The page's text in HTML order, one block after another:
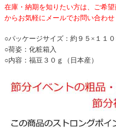
在庫・納期を知りたい方は、ご希
からお気軽にメールでお問い合わせ
○パッケージサイズ：約９５×１１
○荷姿：化粧箱入
○内容：福豆３０ｇ（日本産）